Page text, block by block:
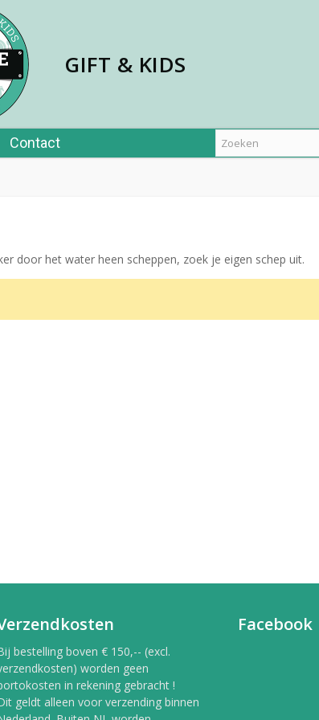
GIFT & KIDS
Contact
door het water heen scheppen, zoek je eigen schep uit.
bestelling boven € 150,-- (excl.
worden geen
in rekening gebracht !
geldt alleen voor verzending binnen
Facebook